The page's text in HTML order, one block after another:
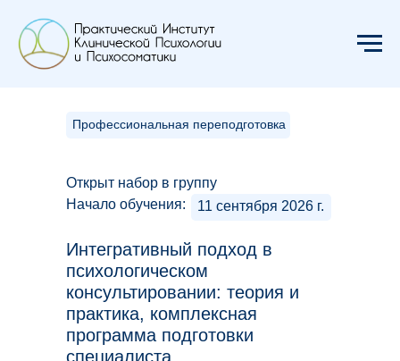
Профессиональная переподготовка
Открыт набор в группу
Начало обучения:
11 сентября 2026 г.
Интегративный подход в
психологическом
консультировании: теория и
практика, комплексная
программа подготовки
специалиста